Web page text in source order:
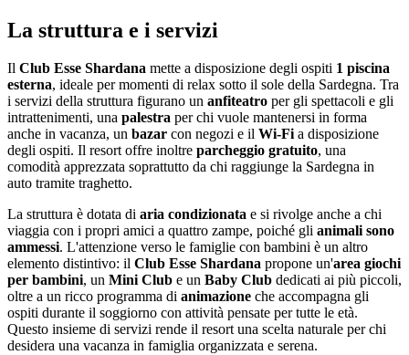
La struttura e i servizi
Il Club Esse Shardana mette a disposizione degli ospiti 1 piscina
esterna, ideale per momenti di relax sotto il sole della Sardegna. Tra
i servizi della struttura figurano un anfiteatro per gli spettacoli e gli
intrattenimenti, una palestra per chi vuole mantenersi in forma
anche in vacanza, un bazar con negozi e il Wi-Fia disposizione
degli ospiti. Il resort offre inoltre parcheggio gratuito, una
comodità apprezzata soprattutto da chi raggiunge la Sardegna in
auto tramite traghetto.
La struttura è dotata di aria condizionata e si rivolge anche a chi
viaggia con i propri amici a quattro zampe, poiché gli animali sono
ammessi. L'attenzione verso le famiglie con bambini è un altro
elemento distintivo: il Club Esse Shardana propone un'area giochi
per bambini, un Mini Club e un Baby Club dedicati ai più piccoli,
oltre a un ricco programma di animazione che accompagna gli
ospiti durante il soggiorno con attività pensate per tutte le età.
Questo insieme di servizi rende il resort una scelta naturale per chi
desidera una vacanza in famiglia organizzata e serena.